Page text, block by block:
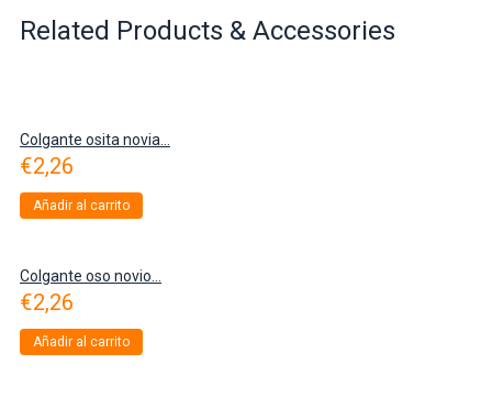
Related Products & Accessories
Colgante osita novia...
€2,26
Añadir al carrito
Colgante oso novio...
€2,26
Añadir al carrito